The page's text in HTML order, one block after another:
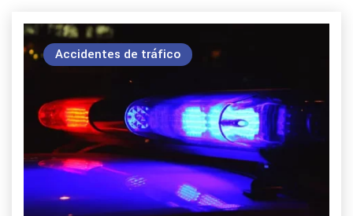
Accidentes de tráfico